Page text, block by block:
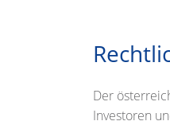
Der
Investoren